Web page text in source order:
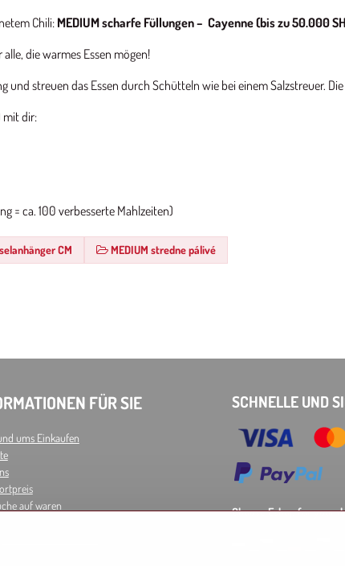
Chili: MEDIUM scharfe Füllungen – Cayenne (bis zu 50.000
die warmes Essen mögen!
und streuen das Essen durch Schütteln wie bei einem Salzstreuer.
mit dir:
= ca. 100 verbesserte Mahlzeiten)
CM MEDIUM stredne pálivé
FÜR SIE
ums Einkaufen
auf waren
SCHNELLE UND
Choose Eshop for your